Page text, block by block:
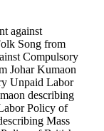
against
Song from
Compulsory
Johar Kumaon
Unpaid Labor
describing
Policy of
Mass